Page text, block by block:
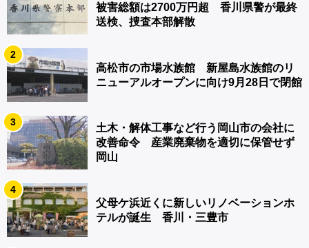
被害総額は2700万円超 香川県警が最終
送検、捜査本部解散
2
高松市の市場水族館 新屋島水族館のリ
ニューアルオープンに向け9月28日で閉館
3
土木・解体工事など行う岡山市の会社に
改善命令 産業廃棄物を適切に保管せず
岡山
4
父母ケ浜近くに新しいリノベーションホ
テルが誕生 香川・三豊市